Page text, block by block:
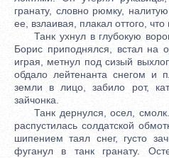
гранату, словно рюмку,
ее, взлаивая, плакал оттого, что
Танк ухнул в глубокую
Борис приподнялся, встал на
играя, метнул под сизый
обдало лейтенанта снегом и
земли в лицо, забило рот,
зайчонка.
Танк дернулся, осел, смолк.
распустилась солдатской
шипением таял снег, густо
фуганул в танк гранату.